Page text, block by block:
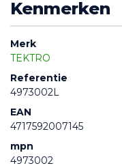
Kenmerken
Merk
TEKTRO
Referentie
4973002L
EAN
4717592007145
mpn
4973002